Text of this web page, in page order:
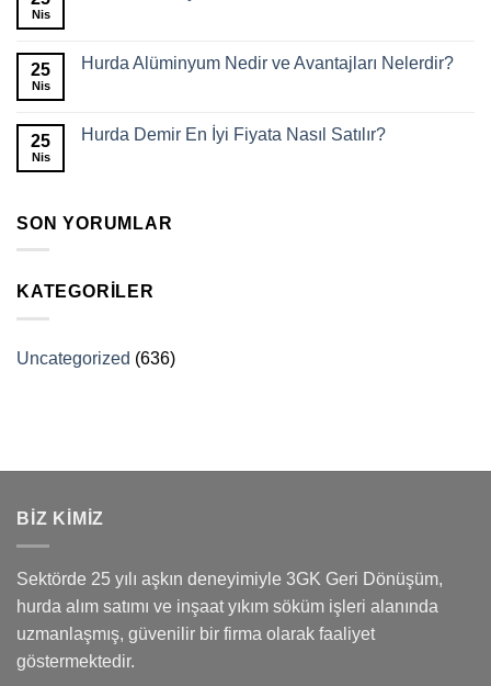
Nis
25
Nis
Hurda Alüminyum Nedir ve Avantajları Nelerdir?
25
Nis
Hurda Demir En İyi Fiyata Nasıl Satılır?
SON YORUMLAR
KATEGORILER
Uncategorized (636)
BİZ KİMİZ
Sektörde 25 yılı aşkın deneyimiyle 3GK Geri Dönüşüm,
hurda alım satımı ve inşaat yıkım söküm işleri alanında
uzmanlaşmış, güvenilir bir firma olarak faaliyet
göstermektedir.